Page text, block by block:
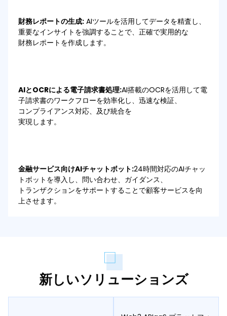
財務レポートの生成: AIツールを活用してデータを精査し、
重要なインサイトを強調することで、正確で実用的な
財務レポートを作成します。
AIとOCRによる電子請求書処理:AI搭載のOCRを活用して電
子請求書のワークフローを効率化し、迅速な検証、
コンプライアンス対応、及び統合を
実現します。
金融サービス向けAIチャットボット:24時間対応のAIチャッ
トボットを導入し、問い合わせ、ガイダンス、
トランザクションをサポートすることで顧客サービスを向
上させます。
新しいソリューションズ